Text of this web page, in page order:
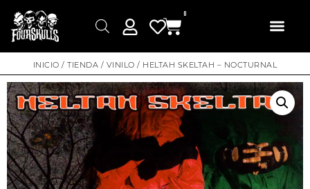
0
INICIO /TIENDA / VINILO / HELTAH SKELTAH – NOCTURNAL